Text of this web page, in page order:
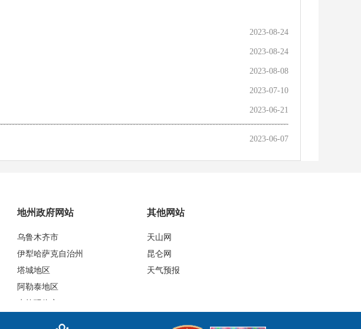
2023-08-24
2023-08-24
2023-08-08
2023-07-10
2023-06-21
2023-06-07
地州政府网站
乌鲁木齐市
伊犁哈萨克自治州
塔城地区
阿勒泰地区
克拉玛依市
其他网站
天山网
昆仑网
天气预报